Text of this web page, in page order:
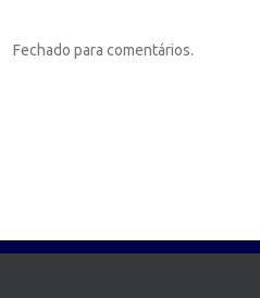
Fechado para comentários.